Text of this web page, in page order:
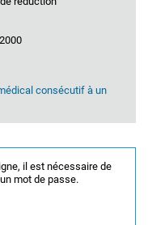
consécutif à un
il est nécessaire de
mot de passe.